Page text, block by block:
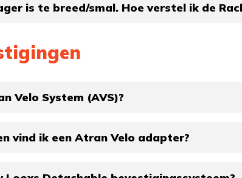
is te breed/smal. Hoe verstel ik de
Velo System (AVS)?
vind ik een Atran Velo adapter?